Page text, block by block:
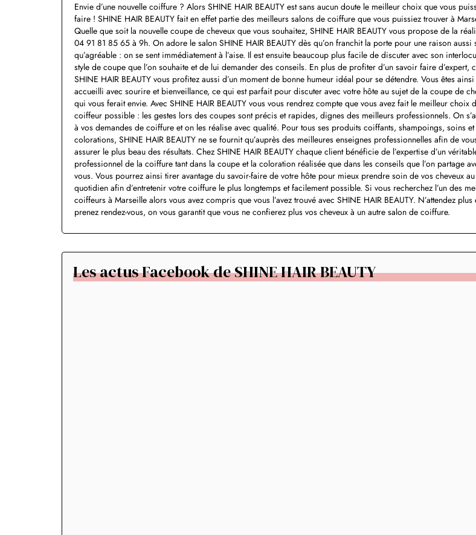
Envie d’une nouvelle coiffure ? Alors SHINE HAIR BEAUTY est sans aucun doute le meilleur choix que vous
faire ! SHINE HAIR BEAUTY fait en effet partie des meilleurs salons de coiffure que vous puissiez trouver à
Quelle que soit la nouvelle coupe de cheveux que vous souhaitez, SHINE HAIR BEAUTY vous propose de la
04 91 81 85 65 à 9h. On adore le salon SHINE HAIR BEAUTY dès qu’on franchit la porte pour une raison aussi
qu’agréable : on se sent immédiatement à l’aise. Il est ensuite beaucoup plus facile de discuter avec son
style de coupe que l’on souhaite et de lui demander des conseils. En plus de profiter d’un savoir faire d’expert,
SHINE HAIR BEAUTY vous profitez aussi d’un moment de bonne humeur idéal pour se détendre. Vous êtes ainsi
accueilli avec sourire et bienveillance, ce qui est parfait pour discuter avec votre hôte au sujet de la coupe de
qui vous ferait envie. Avec SHINE HAIR BEAUTY vous vous rendrez compte que vous avez fait le meilleur choix
coiffeur possible : les gestes lors des coupes sont précis et rapides, dignes des meilleurs professionnels. On
à vos demandes de coiffure et on les réalise avec qualité. Pour tous ses produits coiffants, shampoings, soins et
colorations, SHINE HAIR BEAUTY ne se fournit qu’auprès des meilleures enseignes professionnelles afin de
assurer le plus beau des résultats. Chez SHINE HAIR BEAUTY chaque client bénéficie de l’expertise d’un
professionnel de la coiffure tant dans la coupe et la coloration réalisée que dans les conseils que l’on partage
vous. Vous pourrez ainsi tirer avantage du savoir-faire de votre hôte pour mieux prendre soin de vos cheveux au
quotidien afin d’entretenir votre coiffure le plus longtemps et facilement possible. Si vous recherchez l’un des
coiffeurs à Marseille alors vous avez compris que vous l’avez trouvé avec SHINE HAIR BEAUTY. N’attendez plus
prenez rendez-vous, on vous garantit que vous ne confierez plus vos cheveux à un autre salon de coiffure.
Les actus Facebook de SHINE HAIR BEAUTY